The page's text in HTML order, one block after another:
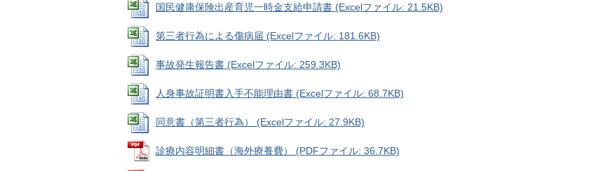
国民健康保険出産育児一時金支給申請書 (Excelファイル: 21.5KB)
第三者行為による傷病届 (Excelファイル: 181.6KB)
事故発生報告書 (Excelファイル: 259.3KB)
人身事故証明書入手不能理由書 (Excelファイル: 68.7KB)
同意書（第三者行為） (Excelファイル: 27.9KB)
診療内容明細書（海外療養費） (PDFファイル: 36.7KB)